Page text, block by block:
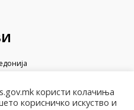
користи колачиња
корисничко искуство и